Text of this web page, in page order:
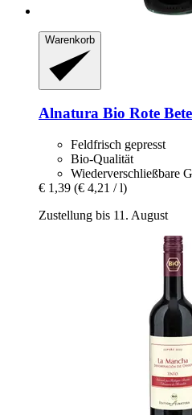
Warenkorb
Alnatura Bio Rote
Feldfrisch gepresst
Bio-Qualität
Wiederverschließbare
€ 1,39 (€ 4,21 / l)
Zustellung bis 11. August